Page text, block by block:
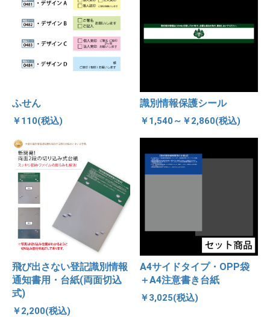
ふせん
￥110(税込)
識別情報保護シール
￥1,540～￥2,860(税込)
飛び出さない登記識別情報
通知書用・台紙(両面切込
式)
￥2,200(税込)
A4サイドタイプ・OPP袋
＋A4注意書き台紙
￥3,025(税込)